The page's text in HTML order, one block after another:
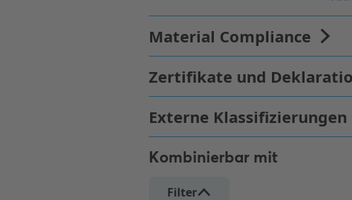
Kombinierbar mit